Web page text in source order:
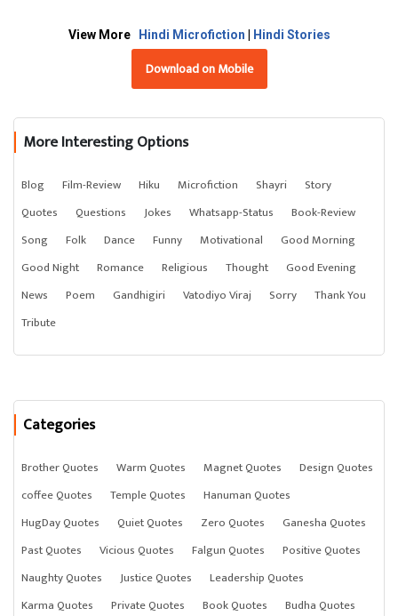
View More Hindi Microfiction Hindi Stories
Download on Mobile
More Interesting Options
Blog Film-Review Hiku Microfiction Shayri
Story
Quotes
Questions Jokes Whatsapp-Status
Book-Review
Song
Folk Dance Funny Motivational
Good Morning
Good Night
Romance Religious Thought
Good Evening
News
Poem Gandhigiri Vatodiyo Viraj Sorry
Thank You
Tribute
Categories
Brother Quotes Warm Quotes Magnet Quotes
Design Quotes
coffee Quotes
Temple Quotes
Hanuman Quotes
HugDay Quotes
Quiet Quotes Zero Quotes
Ganesha Quotes
Past Quotes
Vicious Quotes Falgun Quotes
Positive Quotes
Naughty Quotes
Justice Quotes
Leadership Quotes
Karma Quotes
Private Quotes Book Quotes
Budha Quotes